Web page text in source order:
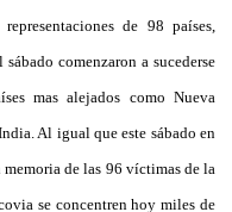
de 98 países,
comenzaron a sucederse
mas alejados como Nueva
Al igual que este sábado en
de las 96 víctimas de la
se concentren hoy miles de